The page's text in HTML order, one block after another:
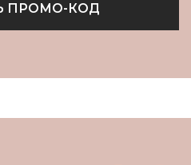
ПОЛУЧИТЬ ПРОМО-КОД